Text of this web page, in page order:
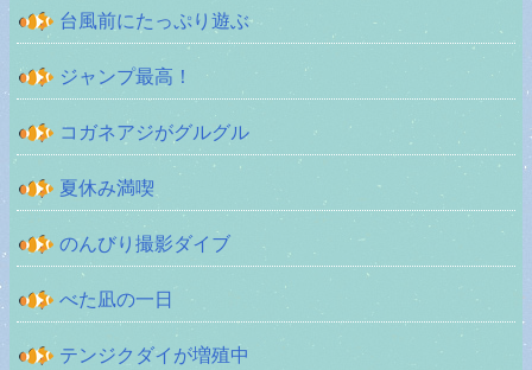
台風前にたっぷり遊ぶ
ジャンプ最高！
コガネアジがグルグル
夏休み満喫
のんびり撮影ダイブ
べた凪の一日
テンジクダイが増殖中